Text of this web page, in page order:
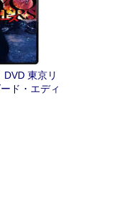
東京リ
ド・エディ